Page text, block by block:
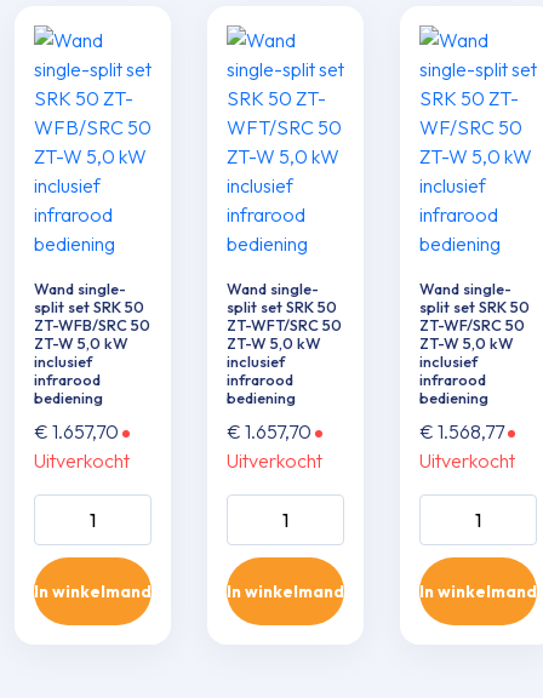
Wand single-
split set SRK 50
ZT-WFB/SRC 50
ZT-W 5,0 kW
inclusief
infrarood
bediening
€ 1.657,70
Uitverkocht
Wand single-split
set SRK 50 ZT-
WFB/SRC 50 ZT-
W 5,0 kW inclusief
infrarood
In winkelmand
Wand single-
split set SRK 50
ZT-WFT/SRC 50
ZT-W 5,0 kW
inclusief
infrarood
bediening
€ 1.657,70
Uitverkocht
Wand single-split
set SRK 50 ZT-
WFT/SRC 50 ZT-
W 5,0 kW inclusief
infrarood
In winkelmand
Wand single-
split set SRK 50
ZT-WF/SRC 50
ZT-W 5,0 kW
inclusief
infrarood
bediening
€ 1.568,77
Uitverkocht
Wand single-
set SRK 50
WF/SRC 50
5,0 kW
infrarood
In winkelmand